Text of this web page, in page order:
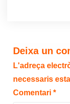
Deixa un
L'adreça
necessaris
Comentari *